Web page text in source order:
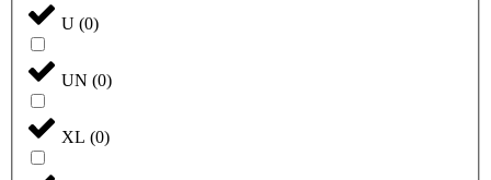
U (0)
UN (0)
XL (0)